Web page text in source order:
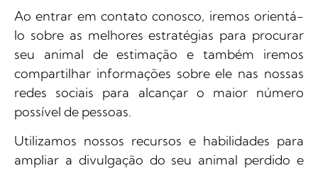
Ao entrar em contato conosco, iremos orientá-
lo sobre as melhores estratégias para procurar
seu animal de estimação e também iremos
compartilhar informações sobre ele nas nossas
redes sociais para alcançar o maior número
possível de pessoas.
Utilizamos nossos recursos e habilidades para
ampliar a divulgação do seu animal perdido e